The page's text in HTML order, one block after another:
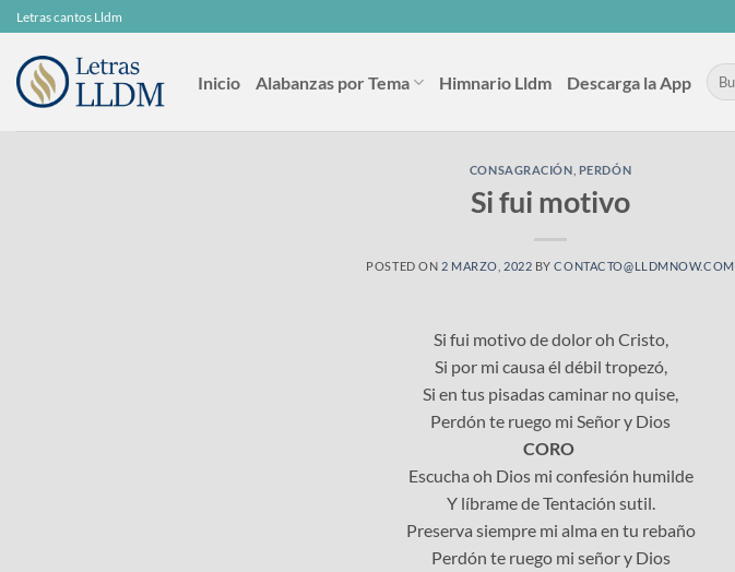
Skip
to
content
Letras cantos Lldm
Inicio Alabanzas por Tema Himnario Lldm Descarga la App
CONSAGRACIÓN PERDÓN
Si fui motivo
POSTED ON 2 MARZO, 2022 BYCONTACTO@LLDMNOW.COM
Si fui motivo de dolor oh Cristo,
Si por mi causa él débil tropezó,
Si en tus pisadas caminar no quise,
Perdón te ruego mi Señor y Dios
CORO
Escucha oh Dios mi confesión humilde
Y líbrame de Tentación sutil.
Preserva siempre mi alma en tu rebaño
Perdón te ruego mi señor y Dios